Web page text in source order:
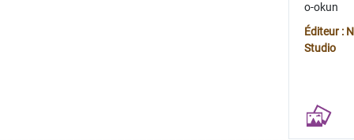
o-okun
Éditeur :
Studio